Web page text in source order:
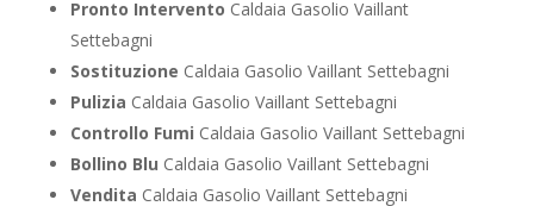
Pronto Intervento Caldaia Gasolio Vaillant
Settebagni
Sostituzione Caldaia Gasolio Vaillant Settebagni
Pulizia Caldaia Gasolio Vaillant Settebagni
Controllo Fumi Caldaia Gasolio Vaillant Settebagni
Bollino Blu Caldaia Gasolio Vaillant Settebagni
Vendita Caldaia Gasolio Vaillant Settebagni